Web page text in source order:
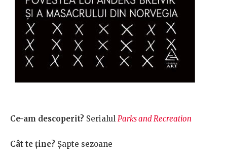
Ce-am descoperit? Serialul Parks and Recreation
Cât te ține? Șapte sezoane